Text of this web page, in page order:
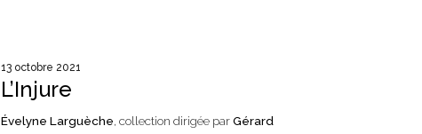
13 octobre 2021
L’Injure
Évelyne Larguèche, collection dirigée parGérard